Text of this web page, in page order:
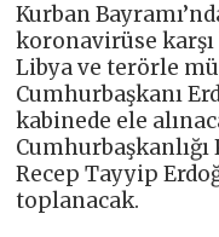
Kurban
koronavirüse
Libya ve terörle
Cumhurbaşkanı
kabinede ele
Recep Tayyip
toplanacak.